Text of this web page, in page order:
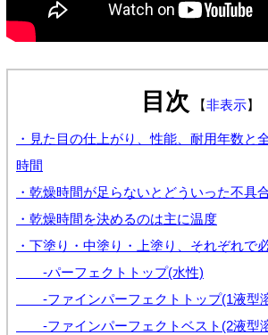
目次 【非表示】
・見た目の仕上がり、性能、耐用年数と
時間
・乾燥時間が足らないとどういった不具
・乾燥時間を決めるのは主に温度
・下塗り・中塗り・上塗り、それぞれで
-パーフェクトトップ(水性)
-ファインパーフェクトトップ(1液型
-ファインパーフェクトベスト(2液型